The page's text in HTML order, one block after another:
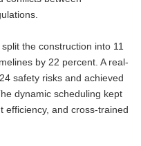
the construction into 11
by 22 percent. A real-
safety risks and achieved
dynamic scheduling kept
efficiency, and cross-trained